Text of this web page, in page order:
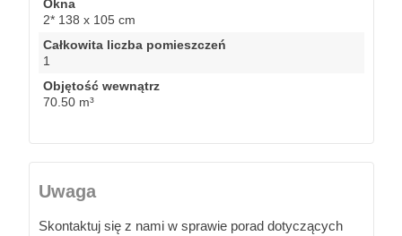
Okna
2* 138 x 105 cm
Całkowita liczba pomieszczeń
1
Objętość wewnątrz
70.50 m³
Uwaga
Skontaktuj się z nami w sprawie porad dotyczących